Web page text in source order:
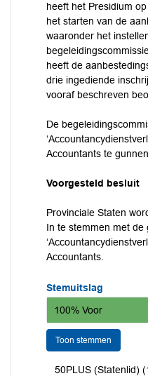
heeft het Presidium
het starten van de
waaronder het
heeft de
drie ingediende
vooraf beschreven
De
Accountants te gunnen.
Voorgesteld besluit
Provinciale Staten
In te stemmen met
Accountants.
Stemuitslag
100% Voor
Toon stemmen
50PLUS (Statenlid)